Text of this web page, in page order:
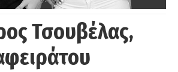
Τσουβέλας,